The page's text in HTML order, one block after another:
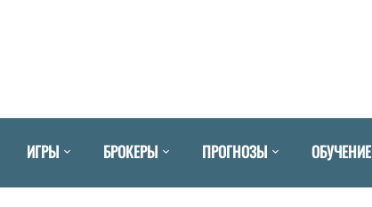
ИГРЫ БРОКЕРЫ ПРОГНОЗЫ ОБУЧЕНИЕ